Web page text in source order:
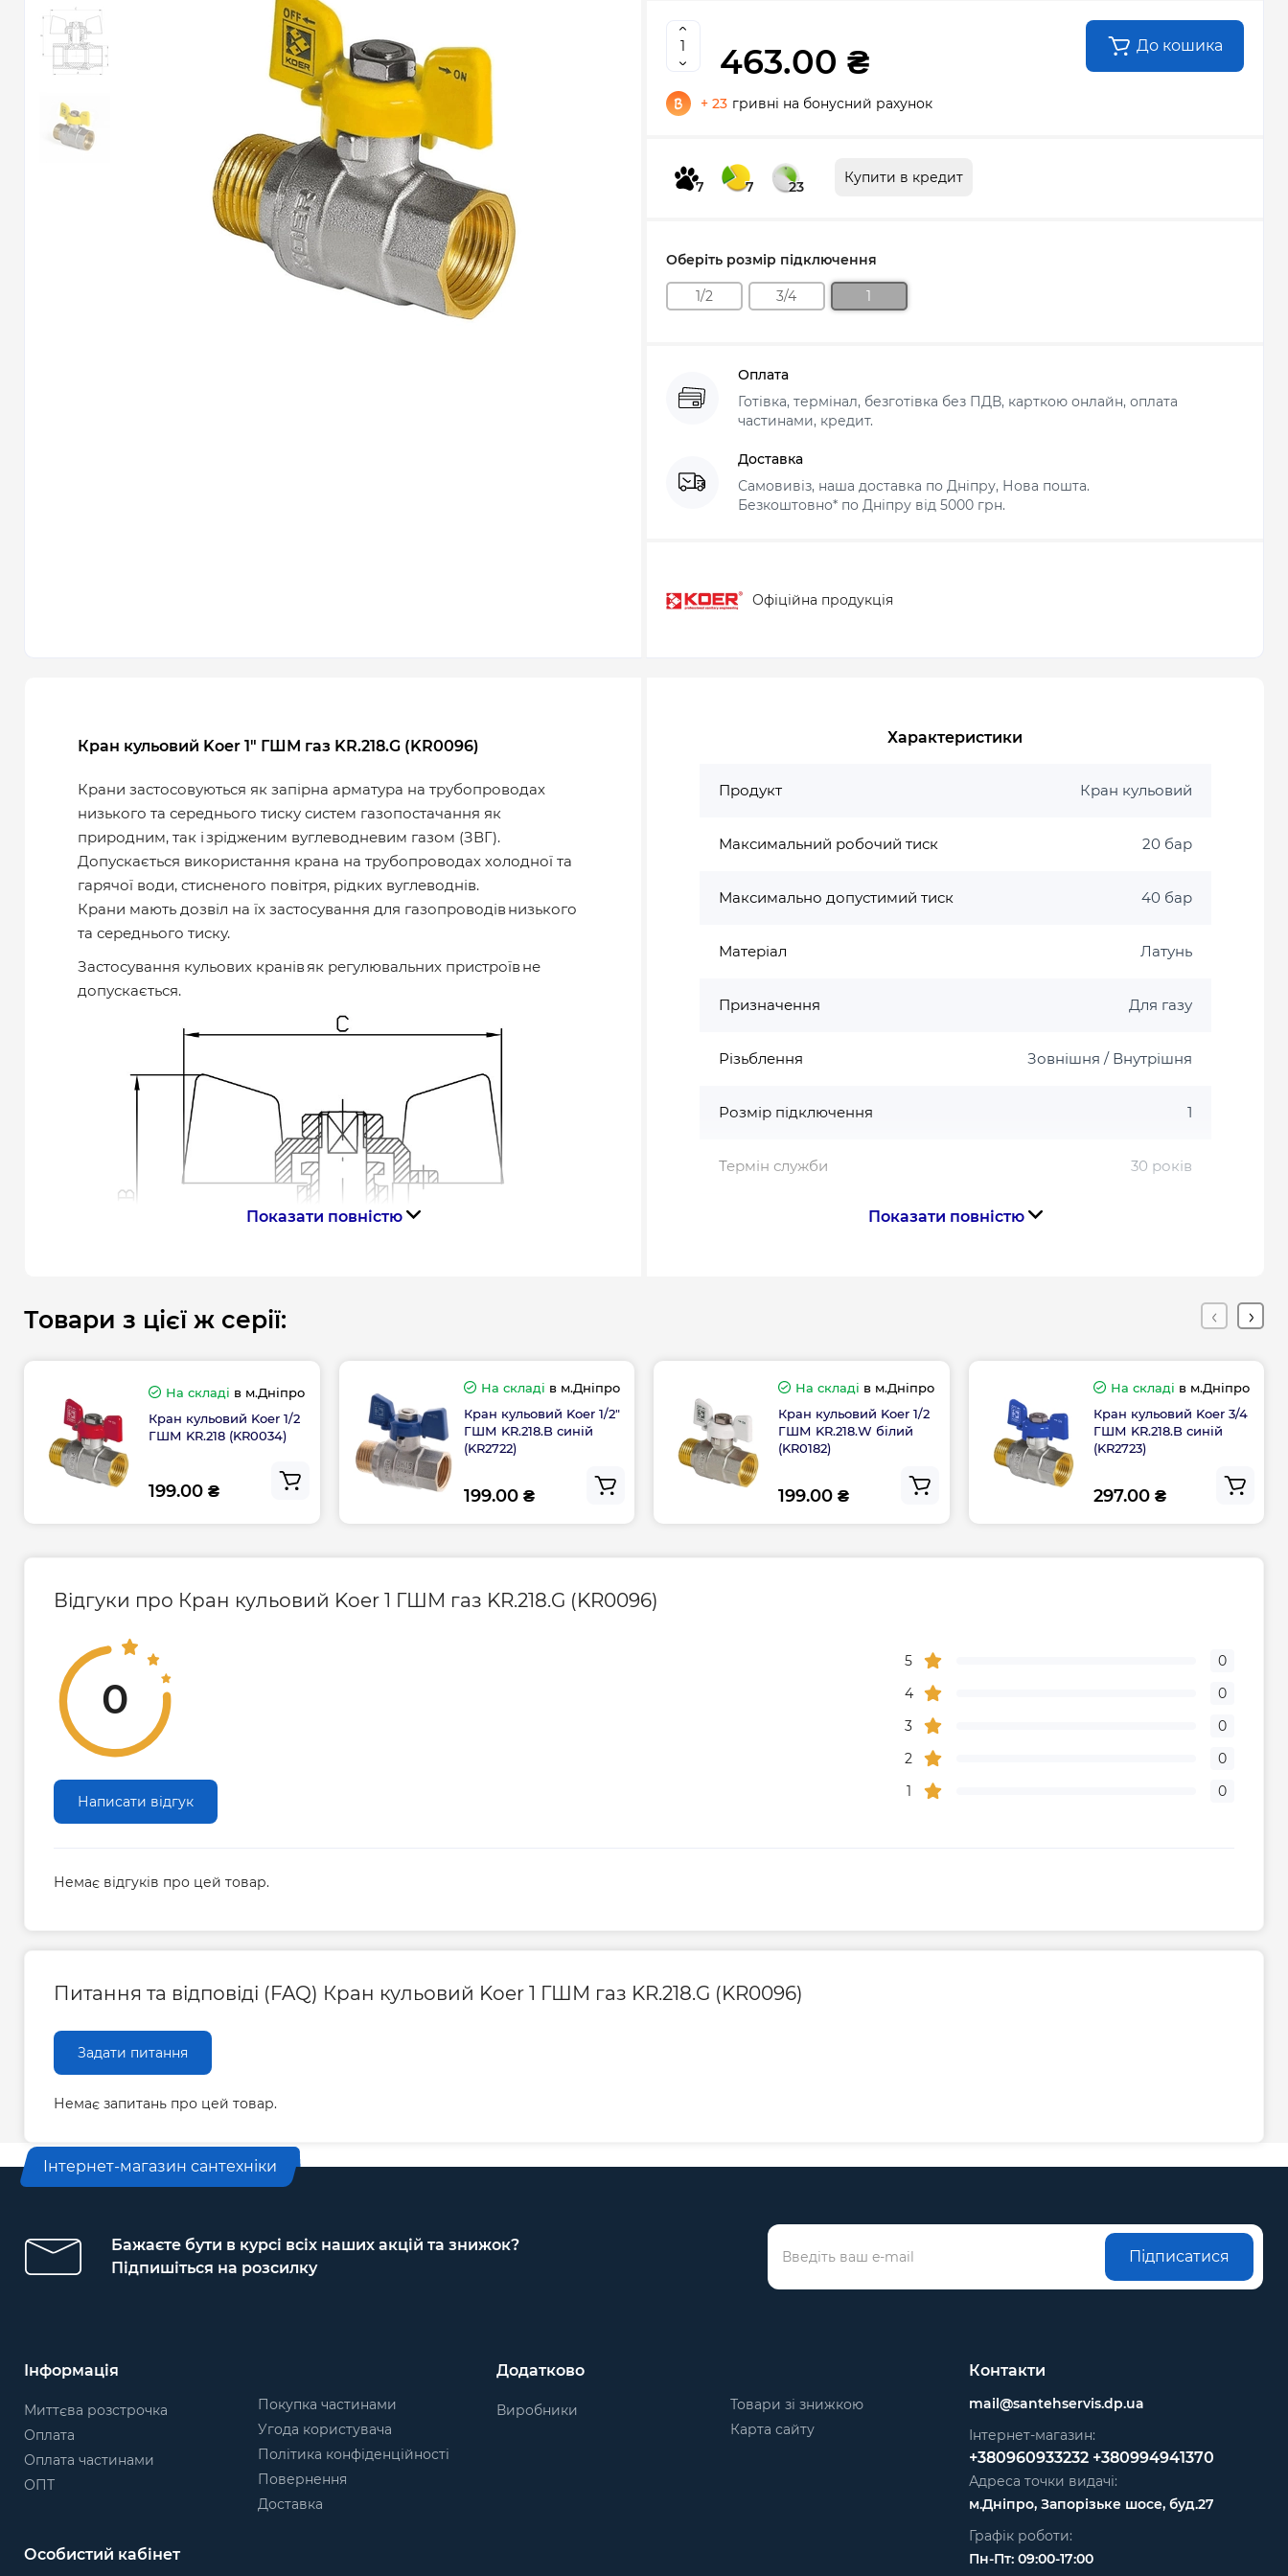
463.00 ₴ До кошика
+ 23 гривні на бонусний рахунок
7 7 23
Купити в кредит
Оберіть розмір підключення
1/2 3/4 1
Оплата
Готівка, термінал, безготівка без ПДВ, карткою онлайн, оплата
частинами, кредит.
Доставка
Самовивіз, наша доставка по Дніпру, Нова пошта.
Безкоштовно* по Дніпру від 5000 грн.
Офіційна продукція
Кран кульовий Koer 1" ГШМ газ KR.218.G (KR0096)
Крани застосовуються як запірна арматура на трубопроводах
низького та середнього тиску систем газопостачання як
природним, так і зрідженим вуглеводневим газом (ЗВГ).
Допускається використання крана на трубопроводах холодної та
гарячої води, стисненого повітря, рідких вуглеводнів.
Крани мають дозвіл на їх застосування для газопроводів низького
та середнього тиску.
Застосування кульових кранів як регулювальних пристроїв не
допускається.
Розміри, G 3/4” 1”
Клас герметичності затвора
Робочий тиск для газу (PN), бар
Робочий тиск для води (PN), бар
Максимальний тиск для води (PN), бар
Температура робочого середовища
для газу, ℃
Температура робочого середовища
для рідин, ℃
Робоче середовище
Газ, вода, пара,
Матеріал корпусу
Показати повністю
Характеристики
Продукт Кран кульовий
Максимальний робочий тиск 20 бар
Максимально допустимий тиск 40 бар
Матеріал Латунь
Призначення Для газу
Різьблення Зовнішня / Внутрішня
Розмір підключення 1
Термін служби 30 років
Гарантія
Гарантія виробника, міс
Контакти сервісного центру 0-800-301-755; +38 (067) 490-06-55
Показати повністю
Товари з цієї ж серії:
На складі в м.Дніпро
Кран кульовий Koer 1/2
ГШМ KR.218 (KR0034)
199.00 ₴
На складі в м.Дніпро
Кран кульовий Koer 1/2"
ГШМ KR.218.B синій
(KR2722)
199.00 ₴
На складі в м.Дніпро
Кран кульовий Koer 1/2
ГШМ KR.218.W білий
(KR0182)
199.00 ₴
На складі в м.Дніпро
Кран кульовий Koer 3/4
ГШМ KR.218.B синій
(KR2723)
297.00 ₴
Відгуки про Кран кульовий Koer 1 ГШМ газ KR.218.G (KR0096)
0
Написати відгук
5
0
4
0
3
0
2
0
1
0
Немає відгуків про цей товар.
Питання та відповіді (FAQ) Кран кульовий Koer 1 ГШМ газ KR.218.G (KR0096)
Задати питання
Немає запитань про цей товар.
Інтернет-магазин сантехніки
Бажаєте бути в курсі всіх наших акцій та знижок?
Підпишіться на розсилку
Підписатися
Інформація
Миттєва розстрочка
Оплата
Оплата частинами
ОПТ
Покупка частинами
Угода користувача
Політика конфіденційності
Повернення
Доставка
Додатково
Виробники
Товари зі знижкою
Карта сайту
Особистий кабінет
Контакти
mail@santehservis.dp.ua
Інтернет-магазин:
+380960933232 +380994941370
Адреса точки видачі:
м.Дніпро, Запорізьке шосе, буд.27
Графік роботи:
Пн-Пт: 09:00-17:00